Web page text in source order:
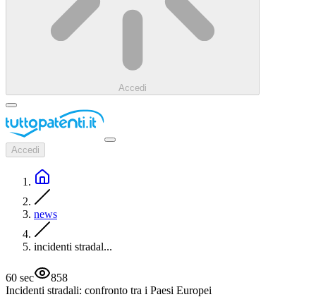
Accedi
Accedi
news
incidenti stradal...
60 sec
858
Incidenti stradali: confronto tra i Paesi Europei